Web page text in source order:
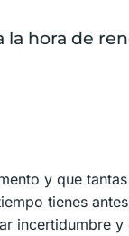
la hora de
y que
tienes
incertidumbre y